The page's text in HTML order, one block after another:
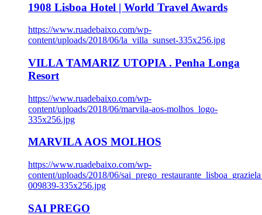
1908 Lisboa Hotel | World Travel Awards
https://www.ruadebaixo.com/wp-
content/uploads/2018/06/la_villa_sunset-335x256.jpg
VILLA TAMARIZ UTOPIA . Penha Longa
Resort
https://www.ruadebaixo.com/wp-
content/uploads/2018/06/marvila-aos-molhos_logo-
335x256.jpg
MARVILA AOS MOLHOS
https://www.ruadebaixo.com/wp-
content/uploads/2018/06/
009839-335x256.jpg
SAI PREGO